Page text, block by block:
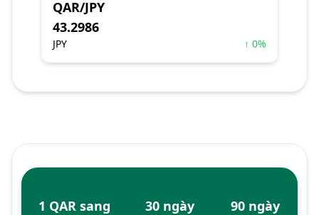
QAR/JPY
43.2986
JPY ↑ 0%
1 QAR sang
30 ngày
90 ngày